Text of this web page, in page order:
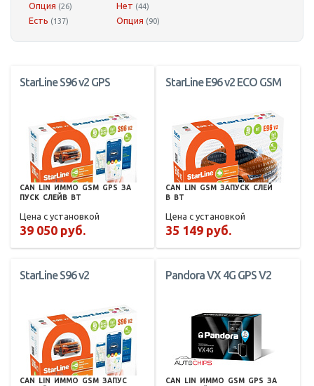
Опция (26)
Есть (137)
Нет (44)
Опция (90)
StarLine S96 v2 GPS
CAN LIN ИММО GSM GPS ЗА
ПУСК СЛЕЙВ BT
Цена с установкой
39 050 руб.
StarLine E96 v2 ECO GSM
CAN LIN GSM ЗАПУСК СЛЕЙ
В
BT
Цена с установкой
35 149 руб.
StarLine S96 v2
CAN LIN ИММО GSM ЗАПУС
Pandora VX 4G GPS V2
CAN LIN ИММО GSM GPS ЗА